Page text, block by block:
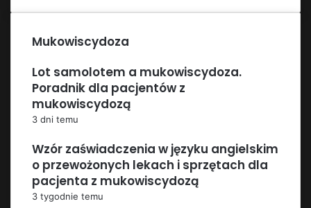
Mukowiscydoza
Lot samolotem a mukowiscydoza.
Poradnik dla pacjentów z
mukowiscydozą
3 dni temu
Wzór zaświadczenia w języku angielskim
o przewożonych lekach i sprzętach dla
pacjenta z mukowiscydozą
3 tygodnie temu